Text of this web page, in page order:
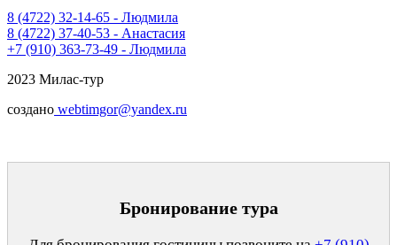
8 (4722) 32-14-65 - Людмила
8 (4722) 37-40-53 - Анастасия
+7 (910) 363-73-49 - Людмила
2023 Милас-тур
создано webtimgor@yandex.ru
Бронирование тура